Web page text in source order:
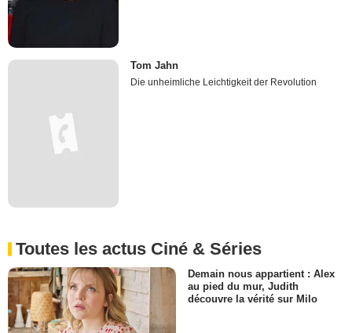
Tom Jahn
Die unheimliche Leichtigkeit der Revolution
Toutes les actus Ciné & Séries
Demain nous appartient : Alex
au pied du mur, Judith
découvre la vérité sur Milo